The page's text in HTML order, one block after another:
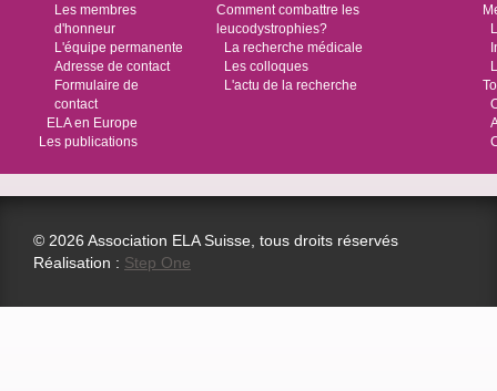
Les membres
d'honneur
L'équipe permanente
Adresse de contact
Formulaire de
contact
ELA en Europe
Les publications
Comment combattre les
leucodystrophies?
La recherche médicale
Les colloques
L'actu de la recherche
© 2026 Association ELA Suisse, tous droits réservés
Réalisation : Step One